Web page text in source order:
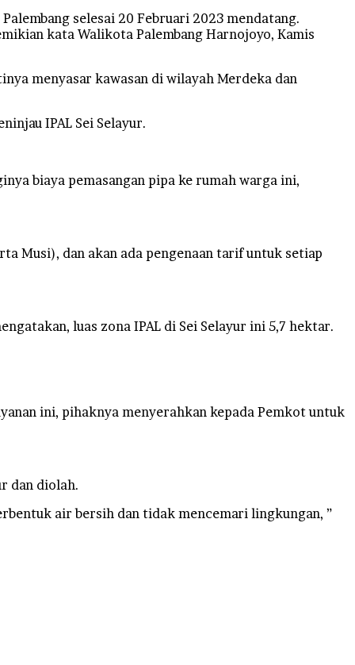
selesai 20 Februari 2023 mendatang.
kata Walikota Palembang Harnojoyo, Kamis
menyasar kawasan di wilayah Merdeka dan
IPAL Sei Selayur.
biaya pemasangan pipa ke rumah warga ini,
Musi), dan akan ada pengenaan tarif untuk setiap
luas zona IPAL di Sei Selayur ini 5,7 hektar.
ini, pihaknya menyerahkan kepada Pemkot untuk
dan diolah.
air bersih dan tidak mencemari lingkungan, ”